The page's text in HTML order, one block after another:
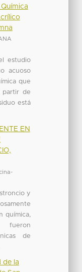
estudio
acuoso
que
partir de
está
EN
y
química,
de
de la